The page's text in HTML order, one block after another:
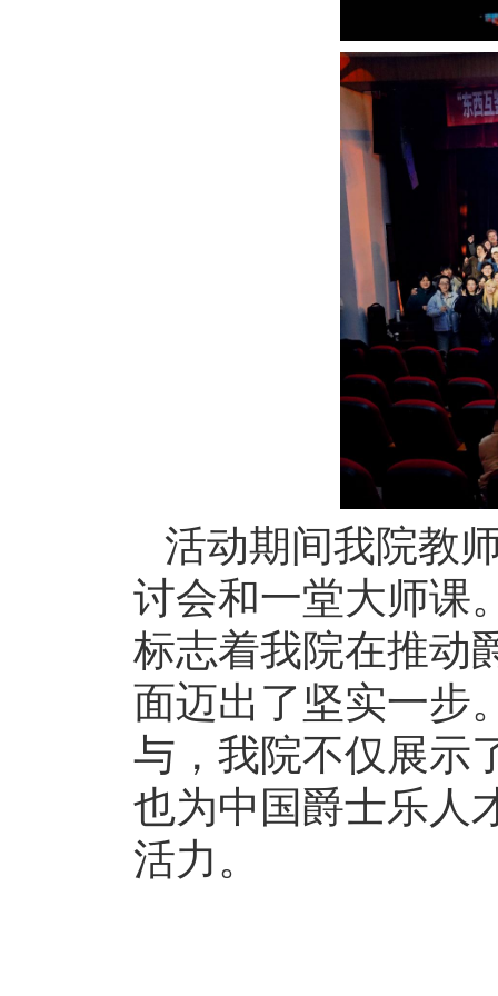
活动期间我院教
讨会和一堂大师课
标志着我院在推动
面迈出了坚实一步
与，我院不仅展示
也为中国爵士乐人
活力。